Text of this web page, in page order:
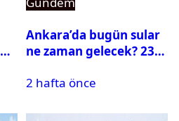
Ankara’da bugün sular
ne zaman gelecek? 23
su kesintisi sorgulama
2 hafta önce